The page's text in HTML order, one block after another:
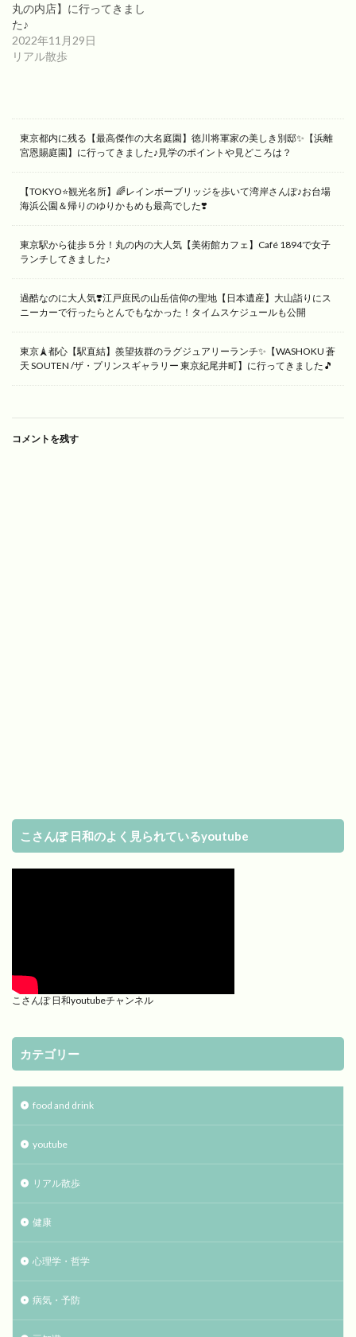
丸の内店】に行ってきまし
た♪
2022年11月29日
リアル散歩
東京都内に残る【最高傑作の大名庭園】徳川将軍家の美しき別邸✨【浜離
宮恩賜庭園】に行ってきました♪見学のポイントや見どころは？
【TOKYO⭐️観光名所】🌈レインボーブリッジを歩いて湾岸さんぽ♪お台場
海浜公園＆帰りのゆりかもめも最高でした❣️
東京駅から徒歩５分！丸の内の大人気【美術館カフェ】Café 1894で女子
ランチしてきました♪
過酷なのに大人気❣️江戸庶民の山岳信仰の聖地【日本遺産】大山詣りにス
ニーカーで行ったらとんでもなかった！タイムスケジュールも公開
東京🗼都心【駅直結】羨望抜群のラグジュアリーランチ✨【WASHOKU 蒼
天 SOUTEN /ザ・プリンスギャラリー 東京紀尾井町】に行ってきました🎵
コメントを残す
こさんぽ 日和のよく見られているyoutube
こさんぽ 日和youtubeチャンネル
カテゴリー
food and drink
youtube
リアル散歩
健康
心理学・哲学
病気・予防